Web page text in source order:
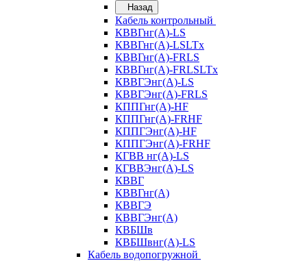
Назад
Кабель контрольный
КВВГнг(А)-LS
КВВГнг(А)-LSLTx
КВВГнг(А)-FRLS
КВВГнг(А)-FRLSLTx
КВВГЭнг(А)-LS
КВВГЭнг(А)-FRLS
КППГнг(А)-HF
КППГнг(А)-FRHF
КППГЭнг(А)-HF
КППГЭнг(А)-FRHF
КГВВ нг(А)-LS
КГВВЭнг(А)-LS
КВВГ
КВВГнг(А)
КВВГЭ
КВВГЭнг(А)
КВБШв
КВБШвнг(А)-LS
Кабель водопогружной